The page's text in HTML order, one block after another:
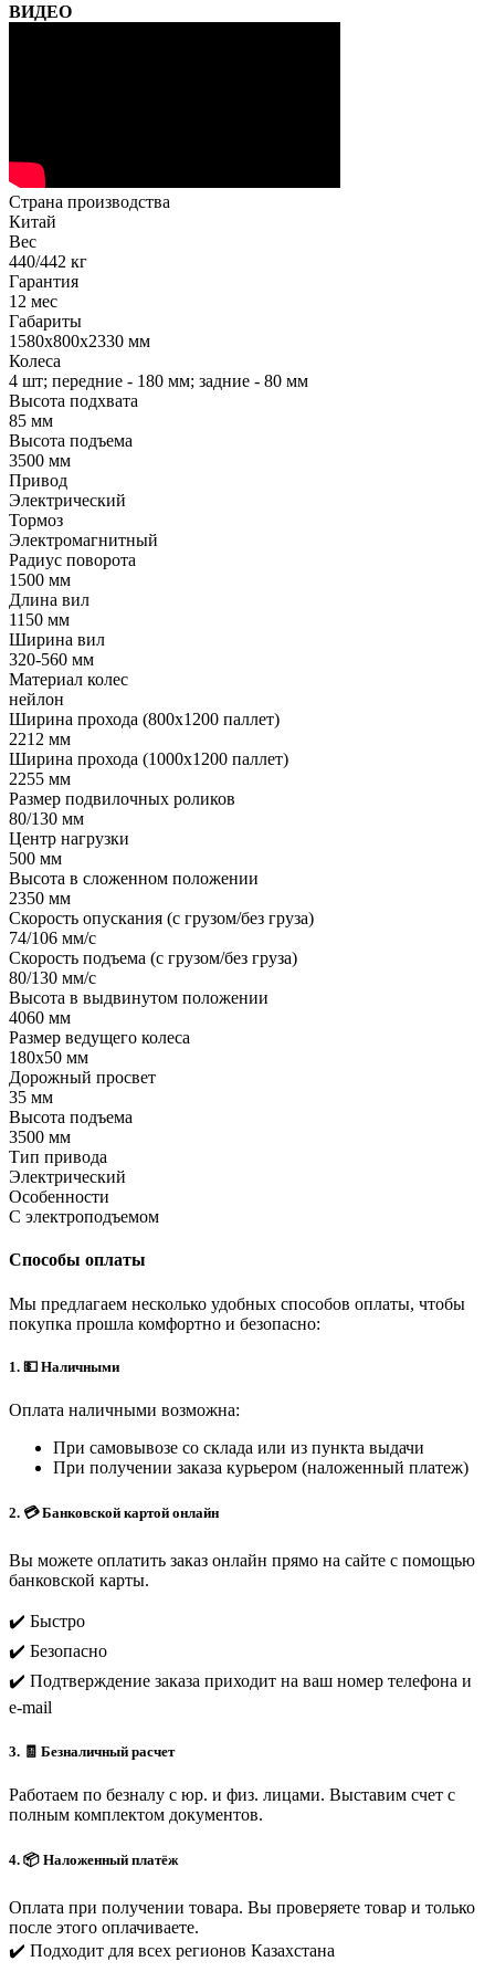
ВИДЕО
Страна производства
Китай
Вес
440/442 кг
Гарантия
12 мес
Габариты
1580х800х2330 мм
Колеса
4 шт; передние - 180 мм; задние - 80 мм
Высота подхвата
85 мм
Высота подъема
3500 мм
Привод
Электрический
Тормоз
Электромагнитный
Радиус поворота
1500 мм
Длина вил
1150 мм
Ширина вил
320-560 мм
Материал колес
нейлон
Ширина прохода (800х1200 паллет)
2212 мм
Ширина прохода (1000х1200 паллет)
2255 мм
Размер подвилочных роликов
80/130 мм
Центр нагрузки
500 мм
Высота в сложенном положении
2350 мм
Скорость опускания (с грузом/без груза)
74/106 мм/с
Скорость подъема (с грузом/без груза)
80/130 мм/с
Высота в выдвинутом положении
4060 мм
Размер ведущего колеса
180х50 мм
Дорожный просвет
35 мм
Высота подъема
3500 мм
Тип привода
Электрический
Особенности
С электроподъемом
Способы оплаты
Мы предлагаем несколько удобных способов оплаты, чтобы
покупка прошла комфортно и безопасно:
1. 💵 Наличными
Оплата наличными возможна:
При самовывозе со склада или из пункта выдачи
При получении заказа курьером (наложенный платеж)
2. 💳 Банковской картой онлайн
Вы можете оплатить заказ онлайн прямо на сайте с помощью
банковской карты.
✔️ Быстро
✔️ Безопасно
✔️ Подтверждение заказа приходит на ваш номер телефона и
e-mail
3. 🧾 Безналичный расчет
Работаем по безналу с юр. и физ. лицами. Выставим счет с
полным комплектом документов.
4. 📦 Наложенный платёж
Оплата при получении товара. Вы проверяете товар и только
после этого оплачиваете.
✔️ Подходит для всех регионов Казахстана